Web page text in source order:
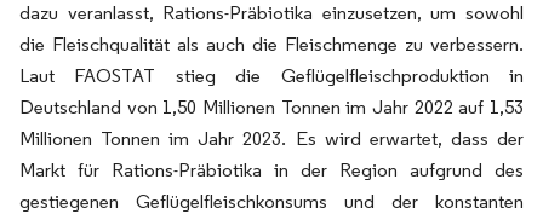
dazu veranlasst, Rations-Präbiotika einzusetzen, um sowohl
die Fleischqualität als auch die Fleischmenge zu verbessern.
Laut FAOSTAT stieg die Geflügelfleischproduktion in
Deutschland von 1,50 Millionen Tonnen im Jahr 2022 auf 1,53
Millionen Tonnen im Jahr 2023. Es wird erwartet, dass der
Markt für Rations-Präbiotika in der Region aufgrund des
gestiegenen Geflügelfleischkonsums und der konstanten